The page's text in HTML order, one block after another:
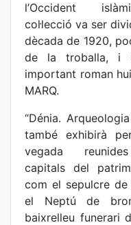
l’Occident
col·lecció va ser
dècada de 1920,
de la troballa, i
important roman
MARQ.
“Dénia.
també exhibirà
vegada
capitals del
com el sepulcre de
el Neptú de
baixrelleu funerari